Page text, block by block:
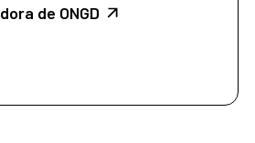
de ONGD